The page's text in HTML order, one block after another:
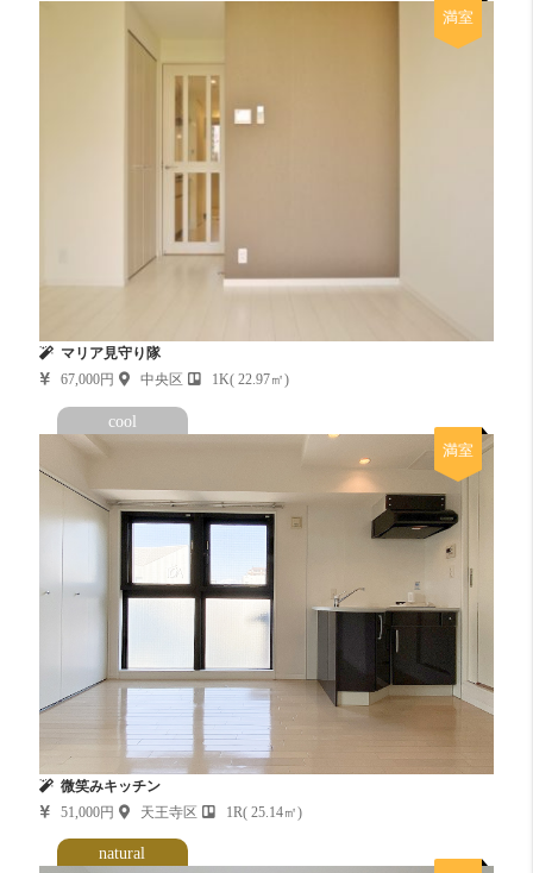
満室
マリア見守り隊
67,000円
中央区 1K( 22.97㎡)
cool
満室
微笑みキッチン
51,000円
天王寺区 1R( 25.14㎡)
natural